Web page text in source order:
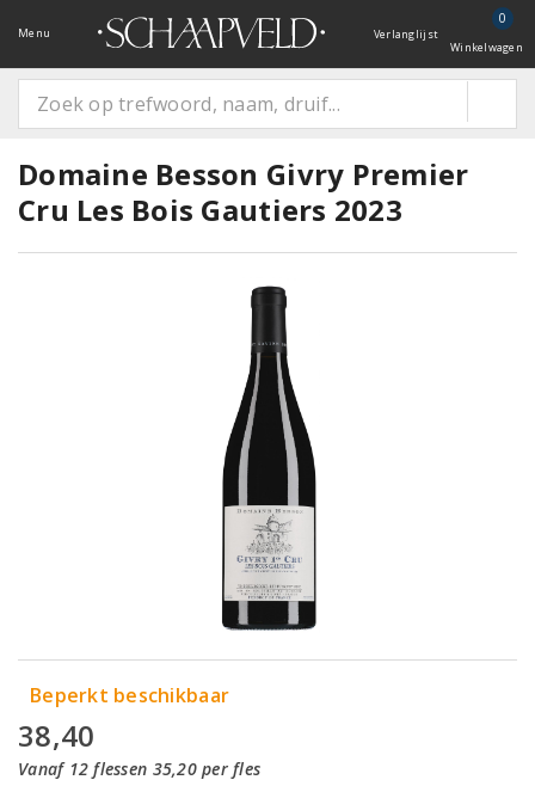
Menu Verlanglijst
0
Winkelwagen
Domaine Besson Givry Premier
Cru Les Bois Gautiers 2023
Beperkt beschikbaar
38,40
Vanaf 12 flessen 35,20 per fles